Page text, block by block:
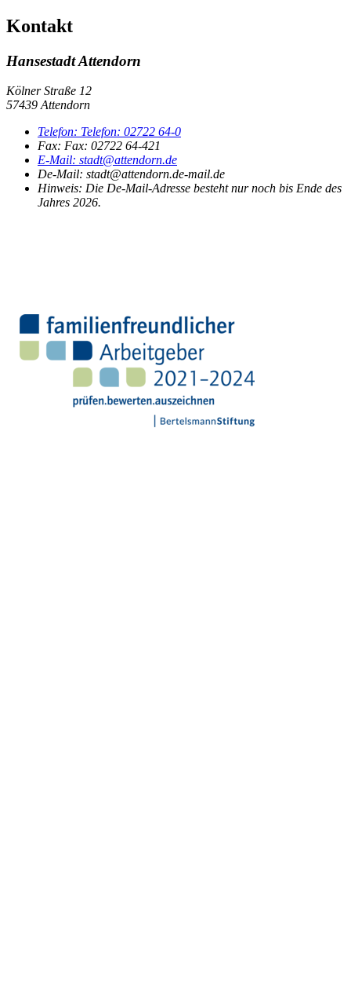
Kontakt
Hansestadt Attendorn
Kölner Straße 12
57439 Attendorn
Telefon: Telefon: 02722 64-0
Fax: Fax: 02722 64-421
E-Mail: stadt@attendorn.de
De-Mail: stadt@attendorn.de-mail.de
Hinweis: Die De-Mail-Adresse besteht nur noch bis Ende des
Jahres 2026.